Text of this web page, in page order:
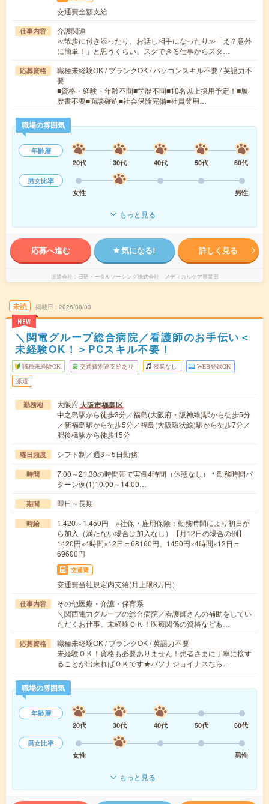
交通費全額支給
仕事内容
介護関連
≪散歩に付き添ったり、お話し相手になったり≫「え？意外
に簡単！」と思うくらい、スグできる仕事からスタ…
応募資格
職種未経験OK / ブランクOK / パソコンスキル不要 / 英語力不
要
■資格・経験・年齢不問■学歴不問■10名以上採用予定！■履
歴書不要■面談確約■社会保険完備■社員登用…
職場の雰囲気
年齢層
20代
30代 40代 50代
60代
男女比率
女性
男性
もっと見る
応募へ進む 気になる! 詳しく見る
派遣会社 日研トータルソーシング株式会社 メディカルケア事業部
未読
NEW
掲載日 2026/08/03
＼関電グループ総合病院／看護師のお手伝い＜
未経験OK！＞PCスキル不要！
職種未経験OK 交通費別途支給あり 残業なし WEB登録OK
派遣
勤務地 大阪府大阪市福島区
中之島駅から徒歩3分／福島(大阪府・阪神線)駅から徒歩5分
／新福島駅から徒歩5分／福島(大阪環状線)駅から徒歩7分／
肥後橋駅から徒歩15分
曜日頻度 シフト制／週3～5日勤務
時間
7:00～21:30の時間帯で実働4時間（休憩なし）＊勤務時間パ
ターン例(1)10:00～14:00…
期間 即日～長期
時給
1,420～1,450円 ※社保・雇用保険：勤務時間により初日か
ら加入（満たない場合は加入なし）【月12日の場合の例】
1420円×4時間×12日＝68160円、1450円×4時間×12日＝
69600円
交通費
交通費当社規定内支給(月上限3万円）
仕事内容
その他医療・介護・保育系
＼関西電力グループの総合病院／看護師さんの補助をしてい
ただくお仕事。未経験ＯＫ！医療関係の資格なども…
応募資格
職種未経験OK / ブランクOK / 英語力不要
未経験ＯＫ！資格も必要ありません！患者さまに丁寧に接す
ることが出来ればＯＫです★パソナジョイナスなら…
職場の雰囲気
年齢層
20代
30代 40代 50代
60代
男女比率
女性
男性
もっと見る